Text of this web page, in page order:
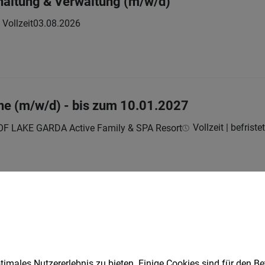
Vollzeit03.08.2026
(m/w/d) - bis zum 10.01.2027
LAKE GARDA Active Family & SPA Resort Vollzeit | befristet
der Knoll Kristin